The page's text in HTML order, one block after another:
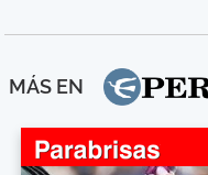
MÁS EN